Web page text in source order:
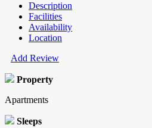
Description
Facilities
Availability
Location
Add Review
Property
Apartments
Sleeps